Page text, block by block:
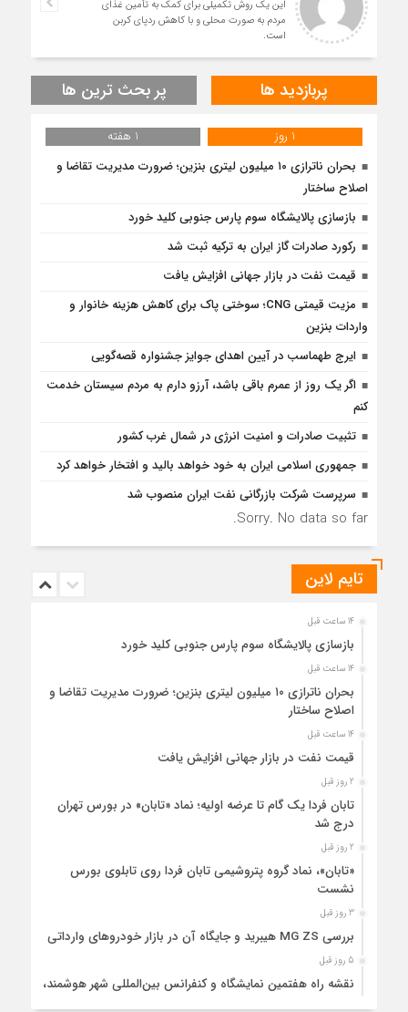
این یک روش تکمیلی برای کمک به تأمین غذای
مردم به صورت محلی و با کاهش ردپای کربن
است.
پربازدید ها پر بحث ترین ها
1 روز
1 هفته
بحران ناترازی ۱۰ میلیون لیتری بنزین؛ ضرورت مدیریت تقاضا و
اصلاح ساختار
بازسازی پالایشگاه سوم پارس جنوبی کلید خورد
رکورد صادرات گاز ایران به ترکیه ثبت شد
قیمت نفت در بازار جهانی افزایش یافت
مزیت قیمتی CNG؛ سوختی پاک برای کاهش هزینه خانوار و
واردات بنزین
ایرج طهماسب در آیین اهدای جوایز جشنواره قصه‌گویی
اگر یک روز از عمرم باقی باشد، آرزو دارم به مردم سیستان خدمت
کنم
تثبیت صادرات و امنیت انرژی در شمال‌ غرب کشور
جمهوری اسلامی ایران به خود خواهد بالید و افتخار خواهد کرد
سرپرست شرکت بازرگانی نفت ایران منصوب شد
Sorry. No data so far.
تایم لاین
14 ساعت قبل
بازسازی پالایشگاه سوم پارس جنوبی کلید خورد
14 ساعت قبل
بحران ناترازی ۱۰ میلیون لیتری بنزین؛ ضرورت مدیریت تقاضا و
اصلاح ساختار
14 ساعت قبل
قیمت نفت در بازار جهانی افزایش یافت
2 روز قبل
تابان فردا یک گام تا عرضه اولیه؛ نماد «تابان» در بورس تهران
درج شد
2 روز قبل
«تابان»، نماد گروه پتروشیمی تابان فردا روی تابلوی بورس
نشست
3 روز قبل
بررسی MG ZS هیبرید و جایگاه آن در بازار خودروهای وارداتی
5 روز قبل
نقشه راه هفتمین نمایشگاه و کنفرانس بین‌المللی شهر هوشمند،